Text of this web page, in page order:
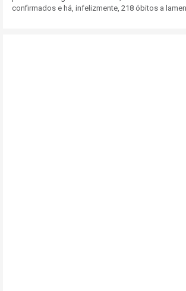
confirmados e há, infelizmente, 218 óbitos a